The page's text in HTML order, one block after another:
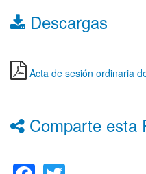
Descargas
Acta de sesión ordinaria
Comparte esta
Facebook